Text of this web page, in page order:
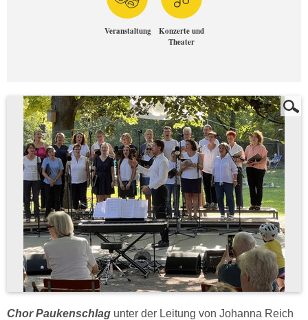
Veranstaltung
Konzerte und
Theater
Chor Paukenschlag unter der Leitung von Johanna Reich